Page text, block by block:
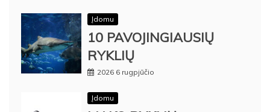
Įdomu
10 PAVOJINGIAUSIŲ
RYKLIŲ
2026 6 rugpjūčio
Įdomu